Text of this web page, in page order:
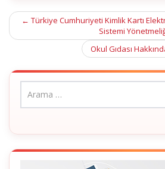
Post
navigation
← Türkiye Cumhuriyeti Kimlik Kartı
Sistemi
Okul Gıdası